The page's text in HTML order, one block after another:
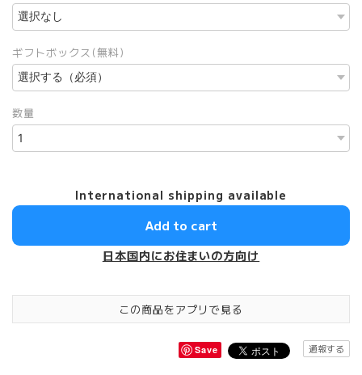
ギフトボックス(無料)
数量
International shipping available
Add to cart
日本国内にお住まいの方向け
この商品をアプリで見る
Save 通報する